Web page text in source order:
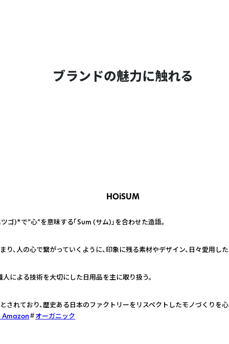
ブランドの魅力に触れる
HOiSUM
ゴ)*で”心”を意味する「Sum (サム)」を合わせた造語。
り、人の心で繋がっていくように、印象に残る素材やデザイン、日々愛用し
による技術を大切にした日用品を主に取り扱う。
されており、歴史ある日本のファクトリーをリスペクトしたモノづくりを心
Amazon
オーガニック